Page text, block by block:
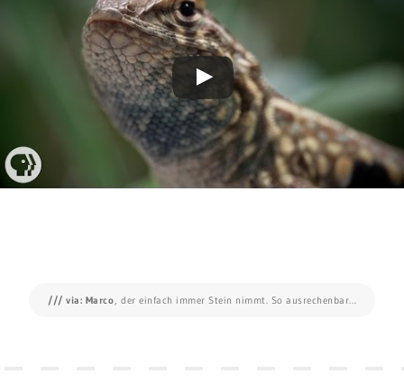
/// via: Marco, der einfach immer Stein nimmt. So ausrechenbar…